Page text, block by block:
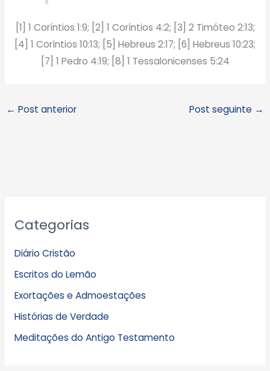
[1] 1 Coríntios 1:9; [2] 1 Coríntios 4:2; [3] 2 Timóteo 2:13;
[4] 1 Coríntios 10:13; [5] Hebreus 2:17; [6] Hebreus 10:23;
[7] 1 Pedro 4:19; [8] 1 Tessalonicenses 5:24
← Post anterior Post seguinte →
Categorias
Diário Cristão
Escritos do Lemão
Exortações e Admoestações
Histórias de Verdade
Meditações do Antigo Testamento
r
i
v
o
s